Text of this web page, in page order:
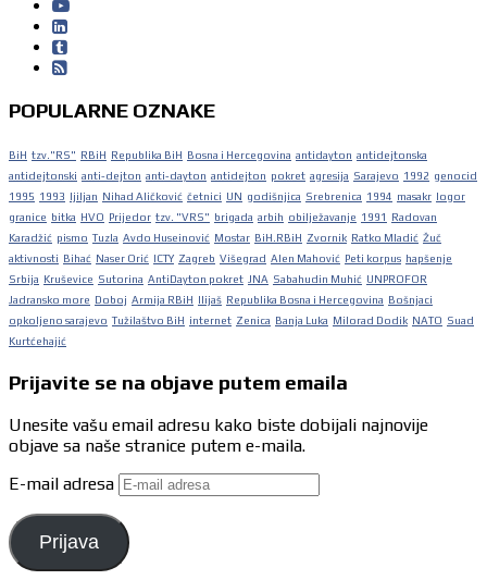
POPULARNE OZNAKE
BiH tzv."RS" RBiH Republika BiH Bosna i Hercegovina antidayton antidejtonska
antidejtonski anti-dejton anti-dayton antidejton pokret agresija Sarajevo 1992 genocid
1995 1993 ljiljan Nihad Aličković četnici UN godišnjica Srebrenica 1994 masakr logor
granice bitka HVO Prijedor tzv. "VRS" brigada arbih obilježavanje 1991
Radovan
Karadžić pismo Tuzla Avdo Huseinović Mostar BiH.RBiH Zvornik Ratko Mladić Žuč
aktivnosti Bihać Naser Orić ICTY Zagreb Višegrad Alen Mahović Peti korpus hapšenje
Srbija Kruševice Sutorina AntiDayton pokret JNA Sabahudin Muhić UNPROFOR
Jadransko more Doboj Armija RBiH Ilijaš Republika Bosna i Hercegovina Bošnjaci
opkoljeno sarajevo Tužilaštvo BiH internet Zenica Banja Luka Milorad Dodik NATO Suad
Kurtćehajić
Prijavite se na objave putem emaila
Unesite vašu email adresu kako biste dobijali najnovije
objave sa naše stranice putem e-maila.
E-mail adresa
Prijava